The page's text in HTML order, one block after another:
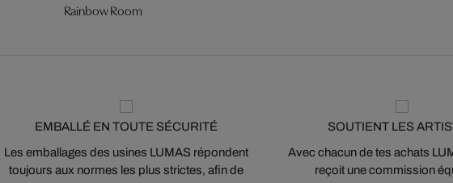
Rainbow Room
EMBALLÉ EN TOUTE SÉCURITÉ
Les emballages des usines LUMAS répondent
toujours aux normes les plus strictes, afin de
SOUTIENT LES
Avec chacun de tes achats
reçoit une commission